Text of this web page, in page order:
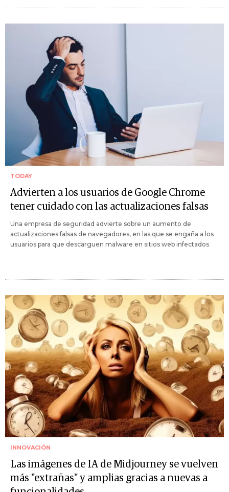
TODAY
Advierten a los usuarios de Google Chrome
tener cuidado con las actualizaciones falsas
Una empresa de seguridad advierte sobre un aumento de
actualizaciones falsas de navegadores, en las que se engaña a los
usuarios para que descarguen malware en sitios web infectados
INNOVACIÓN
Las imágenes de IA de Midjourney se vuelven
más "extrañas" y amplias gracias a nuevas a